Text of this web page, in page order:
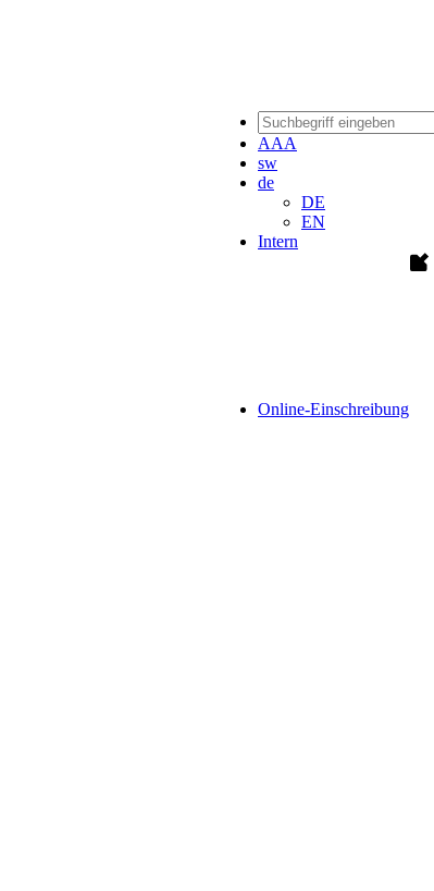
AAA
sw
de
DE
EN
Intern
Online-Einschreibung